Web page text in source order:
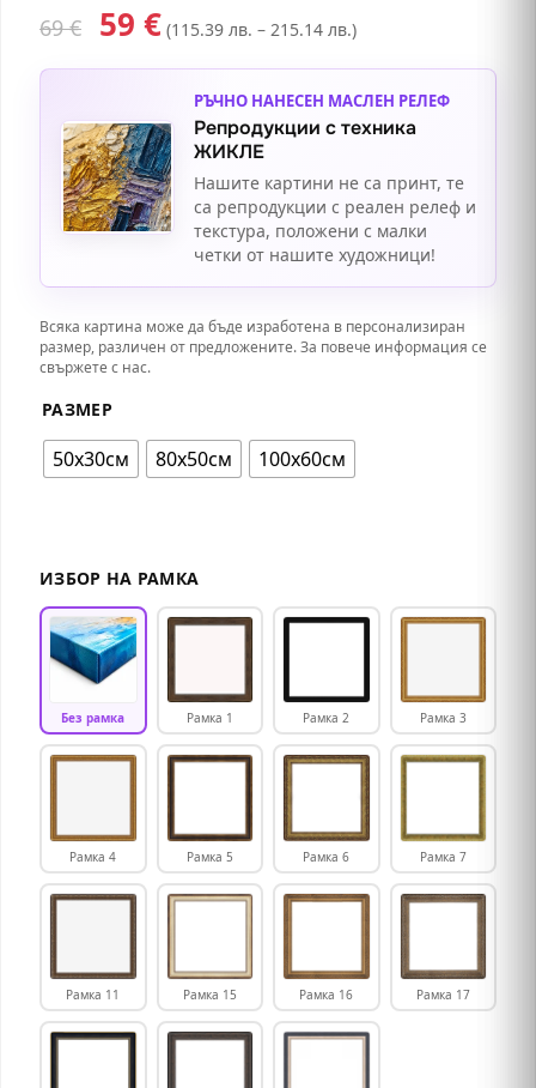
69€ 59 € (115.39 лв. – 215.14 лв.)
РЪЧНО НАНЕСЕН МАСЛЕН РЕЛЕФ
Репродукции с техника
ЖИКЛЕ
Нашите картини не са принт, те
са репродукции с реален релеф и
текстура, положени с малки
четки от нашите художници!
Всяка картина може да бъде изработена в персонализиран
размер, различен от предложените. За повече информация се
свържете с нас.
РАЗМЕР
50х30см 80х50см 100х60см
ИЗБОР НА РАМКА
Без рамка Рамка 1 Рамка 2 Рамка 3
Рамка 4 Рамка 5 Рамка 6 Рамка 7
Рамка 11 Рамка 15 Рамка 16 Рамка 17